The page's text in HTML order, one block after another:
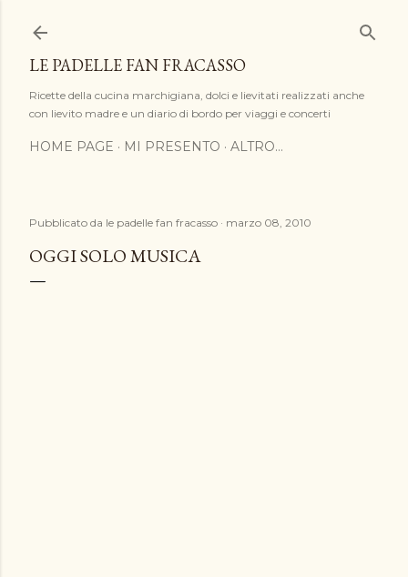
LE PADELLE FAN FRACASSO
Ricette della cucina marchigiana, dolci e lievitati realizzati anche
con lievito madre e un diario di bordo per viaggi e concerti
HOME PAGE MI PRESENTO ALTRO…
Pubblicato da le padelle fan fracasso marzo 08, 2010
OGGI SOLO MUSICA